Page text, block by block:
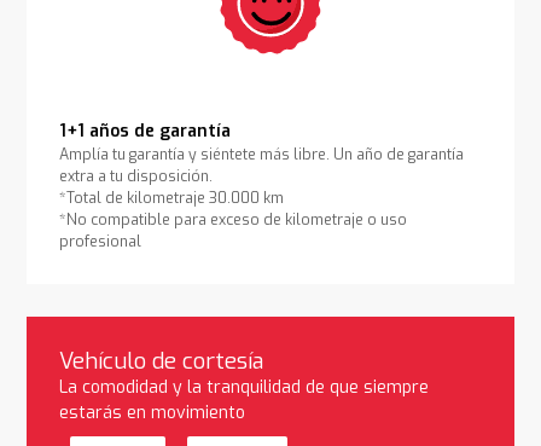
1+1 años de garantía
Amplía tu garantía y siéntete más libre. Un año de garantía
extra a tu disposición.
*Total de kilometraje 30.000 km
*No compatible para exceso de kilometraje o uso
profesional
Vehículo de cortesía
La comodidad y la tranquilidad de que siempre
estarás en movimiento